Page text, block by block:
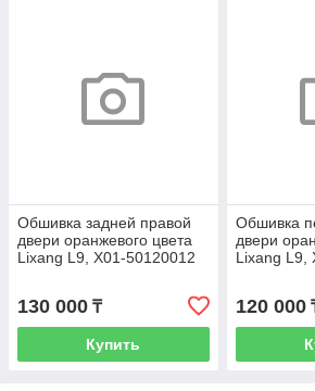
Обшивка задней правой
двери оранжевого цвета
Lixang L9, X01-50120012
130 000 ₸
Купить
Обшивка
двери
Lixang L9,
120 000